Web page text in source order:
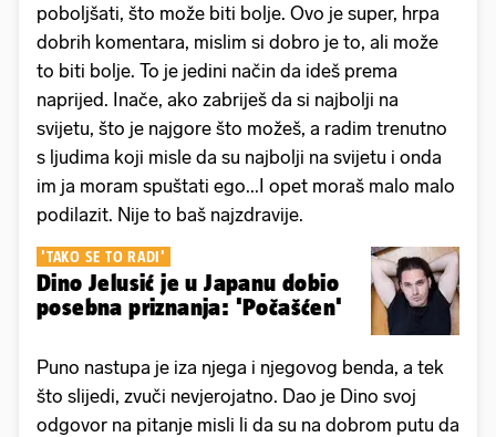
poboljšati, što može biti bolje. Ovo je super, hrpa
dobrih komentara, mislim si dobro je to, ali može
to biti bolje. To je jedini način da ideš prema
naprijed. Inače, ako zabriješ da si najbolji na
svijetu, što je najgore što možeš, a radim trenutno
s ljudima koji misle da su najbolji na svijetu i onda
im ja moram spuštati ego...I opet moraš malo malo
podilazit. Nije to baš najzdravije.
'TAKO SE TO RADI'
Dino Jelusić je u Japanu dobio
posebna priznanja: 'Počašćen'
Puno nastupa je iza njega i njegovog benda, a tek
što slijedi, zvuči nevjerojatno. Dao je Dino svoj
odgovor na pitanje misli li da su na dobrom putu da